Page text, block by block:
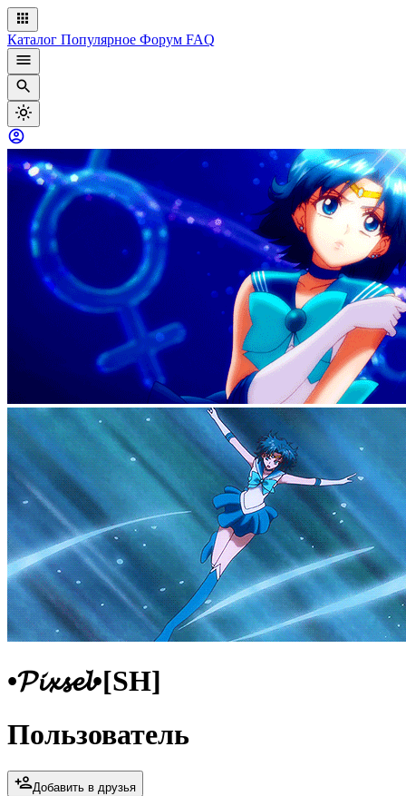
Каталог Популярное Форум FAQ
•𝓟𝓲𝔁𝓼𝓮𝓵•[SH]
Пользователь
Добавить в друзья